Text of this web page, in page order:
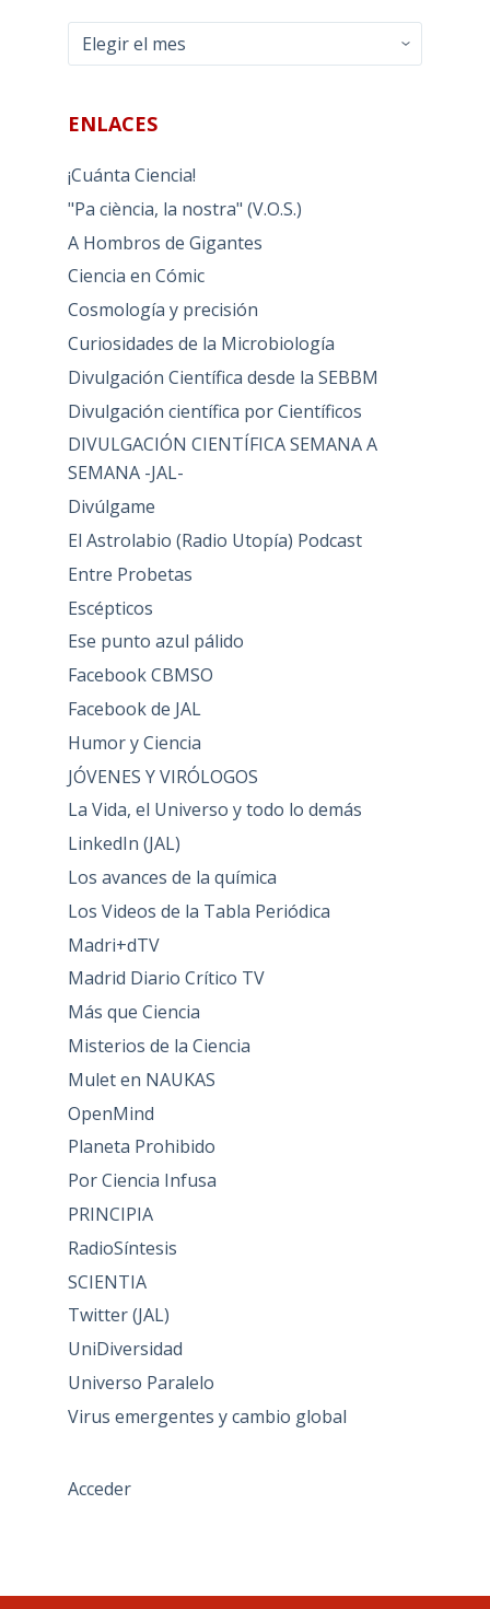
Archivos
ENLACES
¡Cuánta Ciencia!
"Pa ciència, la nostra" (V.O.S.)
A Hombros de Gigantes
Ciencia en Cómic
Cosmología y precisión
Curiosidades de la Microbiología
Divulgación Científica desde la SEBBM
Divulgación científica por Científicos
DIVULGACIÓN CIENTÍFICA SEMANA A
SEMANA -JAL-
Divúlgame
El Astrolabio (Radio Utopía) Podcast
Entre Probetas
Escépticos
Ese punto azul pálido
Facebook CBMSO
Facebook de JAL
Humor y Ciencia
JÓVENES Y VIRÓLOGOS
La Vida, el Universo y todo lo demás
LinkedIn (JAL)
Los avances de la química
Los Videos de la Tabla Periódica
Madri+dTV
Madrid Diario Crítico TV
Más que Ciencia
Misterios de la Ciencia
Mulet en NAUKAS
OpenMind
Planeta Prohibido
Por Ciencia Infusa
PRINCIPIA
RadioSíntesis
SCIENTIA
Twitter (JAL)
UniDiversidad
Universo Paralelo
Virus emergentes y cambio global
Acceder